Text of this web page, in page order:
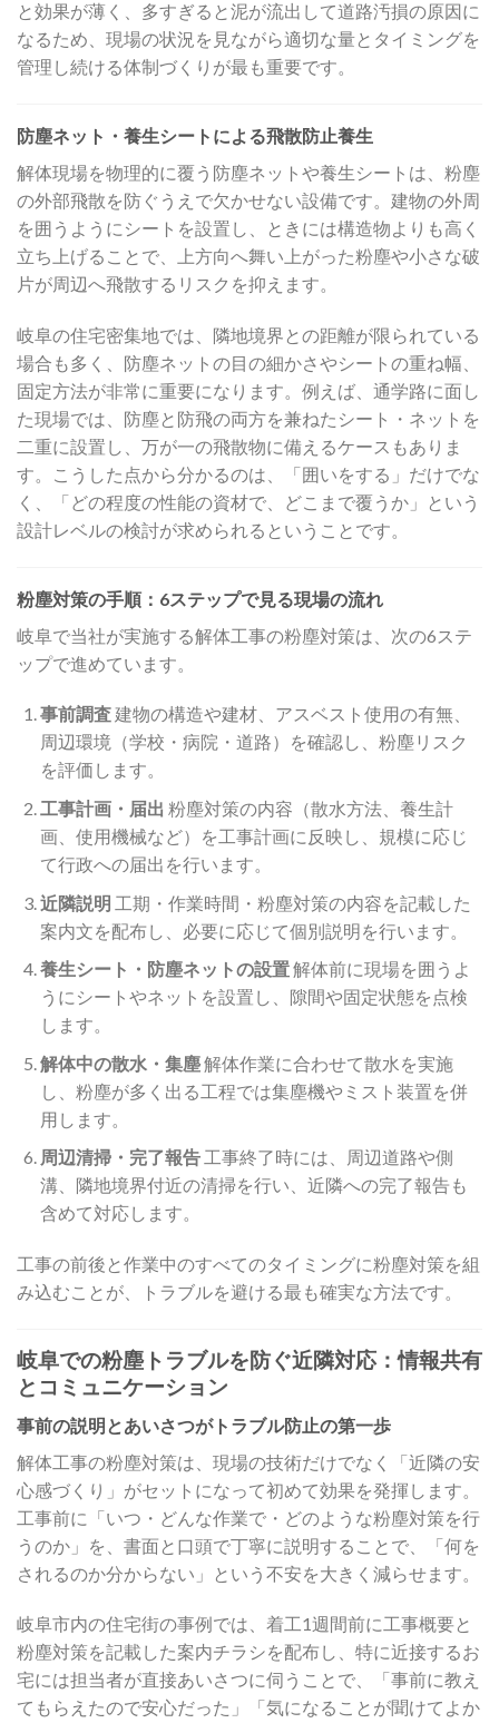
と効果が薄く、多すぎると泥が流出して道路汚損の原因に
なるため、現場の状況を見ながら適切な量とタイミングを
管理し続ける体制づくりが最も重要です。
防塵ネット・養生シートによる飛散防止養生
解体現場を物理的に覆う防塵ネットや養生シートは、粉塵
の外部飛散を防ぐうえで欠かせない設備です。建物の外周
を囲うようにシートを設置し、ときには構造物よりも高く
立ち上げることで、上方向へ舞い上がった粉塵や小さな破
片が周辺へ飛散するリスクを抑えます。
岐阜の住宅密集地では、隣地境界との距離が限られている
場合も多く、防塵ネットの目の細かさやシートの重ね幅、
固定方法が非常に重要になります。例えば、通学路に面し
た現場では、防塵と防飛の両方を兼ねたシート・ネットを
二重に設置し、万が一の飛散物に備えるケースもありま
す。こうした点から分かるのは、「囲いをする」だけでな
く、「どの程度の性能の資材で、どこまで覆うか」という
設計レベルの検討が求められるということです。
粉塵対策の手順：6ステップで見る現場の流れ
岐阜で当社が実施する解体工事の粉塵対策は、次の6ステ
ップで進めています。
事前調査建物の構造や建材、アスベスト使用の有無、
周辺環境（学校・病院・道路）を確認し、粉塵リスク
を評価します。
工事計画・届出 粉塵対策の内容（散水方法、養生計
画、使用機械など）を工事計画に反映し、規模に応じ
て行政への届出を行います。
近隣説明 工期・作業時間・粉塵対策の内容を記載した
案内文を配布し、必要に応じて個別説明を行います。
養生シート・防塵ネットの設置解体前に現場を囲うよ
うにシートやネットを設置し、隙間や固定状態を点検
します。
解体中の散水・集塵解体作業に合わせて散水を実施
し、粉塵が多く出る工程では集塵機やミスト装置を併
用します。
周辺清掃・完了報告工事終了時には、周辺道路や側
溝、隣地境界付近の清掃を行い、近隣への完了報告も
含めて対応します。
工事の前後と作業中のすべてのタイミングに粉塵対策を組
み込むことが、トラブルを避ける最も確実な方法です。
岐阜での粉塵トラブルを防ぐ近隣対応：情報共有
とコミュニケーション
事前の説明とあいさつがトラブル防止の第一歩
解体工事の粉塵対策は、現場の技術だけでなく「近隣の安
心感づくり」がセットになって初めて効果を発揮します。
工事前に「いつ・どんな作業で・どのような粉塵対策を行
うのか」を、書面と口頭で丁寧に説明することで、「何を
されるのか分からない」という不安を大きく減らせます。
岐阜市内の住宅街の事例では、着工1週間前に工事概要と
粉塵対策を記載した案内チラシを配布し、特に近接するお
宅には担当者が直接あいさつに伺うことで、「事前に教え
てもらえたので安心だった」「気になることが聞けてよか